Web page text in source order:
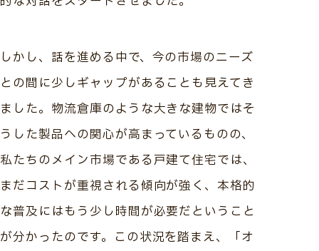
しかし、話を進める中で、今の市場のニーズ
との間に少しギャップがあることも見えてき
ました。物流倉庫のような大きな建物ではそ
うした製品への関心が高まっているものの、
私たちのメイン市場である戸建て住宅では、
まだコストが重視される傾向が強く、本格的
な普及にはもう少し時間が必要だということ
が分かったのです。この状況を踏まえ、「オ